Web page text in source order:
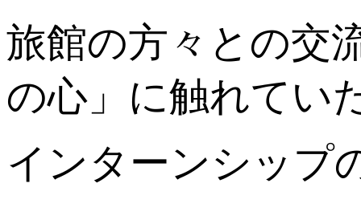
旅館の方々との交
の心」に触れてい
インターンシップ